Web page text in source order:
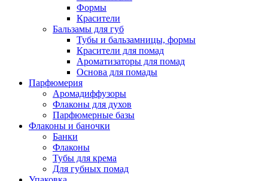
Формы
Красители
Бальзамы для губ
Тубы и бальзамницы, формы
Красители для помад
Ароматизаторы для помад
Основа для помады
Парфюмерия
Аромадиффузоры
Флаконы для духов
Парфюмерные базы
Флаконы и баночки
Банки
Флаконы
Тубы для крема
Для губных помад